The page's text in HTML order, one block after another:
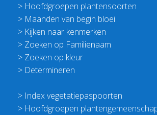
> Hoofdgroepen plantensoorten
> Maanden van begin bloei
> Kijken naar kenmerken
> Zoeken op Familienaam
> Zoeken op kleur
> Determineren
> Index vegetatiepaspoorten
> Hoofdgroepen